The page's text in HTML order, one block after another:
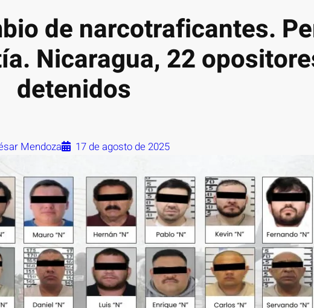
de narcotraficantes.
Nicaragua, 22
detenidos
Mendoza 17 de agosto de 2025